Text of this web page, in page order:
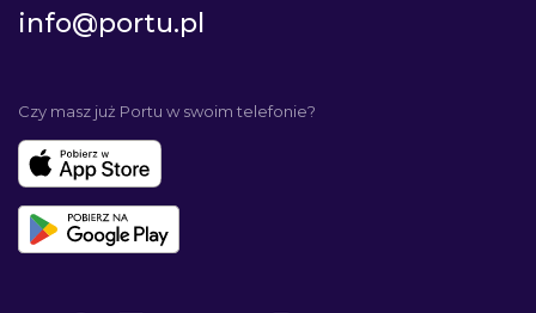
info@portu.pl
Czy masz już Portu w swoim telefonie?